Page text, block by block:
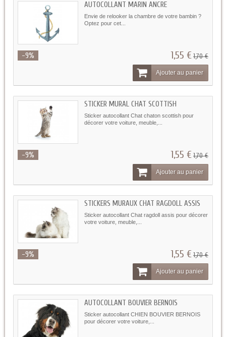
AUTOCOLLANT MARIN ANCRE
Envie de relooker la chambre de votre bambin ?
Optez pour cet...
-9% 1,55 €1,70 €
Ajouter au panier
STICKER MURAL CHAT SCOTTISH
Sticker autocollant Chat chaton scottish pour
décorer votre voiture, meuble,...
-9% 1,55 €1,70 €
Ajouter au panier
STICKERS MURAUX CHAT RAGDOLL ASSIS
Sticker autocollant Chat ragdoll assis pour décorer
votre voiture, meuble,...
-9% 1,55 €1,70 €
Ajouter au panier
AUTOCOLLANT BOUVIER BERNOIS
Sticker autocollant CHIEN BOUVIER BERNOIS
pour décorer votre voiture,...